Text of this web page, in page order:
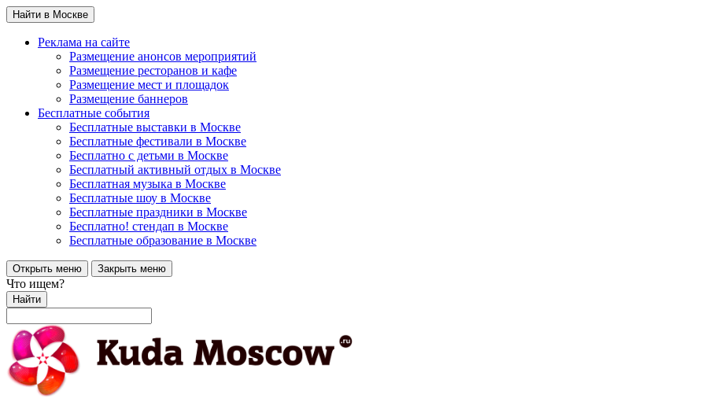
Найти в Москве
Реклама на сайте
Размещение анонсов мероприятий
Размещение ресторанов и кафе
Размещение мест и площадок
Размещение баннеров
Бесплатные события
Бесплатные выставки в Москве
Бесплатные фестивали в Москве
Бесплатно с детьми в Москве
Бесплатный активный отдых в Москве
Бесплатная музыка в Москве
Бесплатные шоу в Москве
Бесплатные праздники в Москве
Бесплатно! стендап в Москве
Бесплатные образование в Москве
Открыть меню Закрыть меню
Что ищем?
Найти